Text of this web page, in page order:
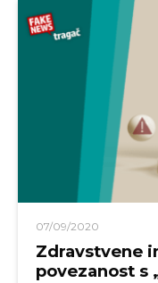
07/09/2020
Zdravstvene
povezanost s